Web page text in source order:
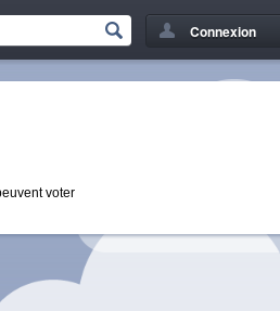
Connexion
voter